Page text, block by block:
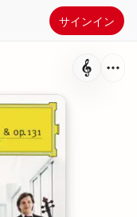
サインイン
ル